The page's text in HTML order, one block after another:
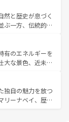
を心ゆくまで味
国情報はコンテンツ一
古い町並みやホ
、独特の雰囲気を
かさとおいしさで
ヒーなどは、ぜ
もあたたかい人々
れられない旅にな
然と歴史が息づく
ぶ一方、伝統的な
イなどの山岳地
トやクラビの美し
できる。タイ料理
も異なる楽しみ
、仏教を中心とし
る旅人を魅了し続
有のエネルギーを
大な景色、近未来
ポットが密集し
魅力。息をのむよ
存分に楽しみ尽く
独自の魅力を放つ
リーナベイ、歴史